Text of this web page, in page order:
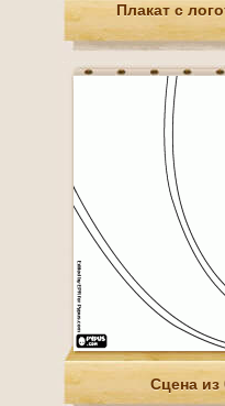
Плакат с
Сцена